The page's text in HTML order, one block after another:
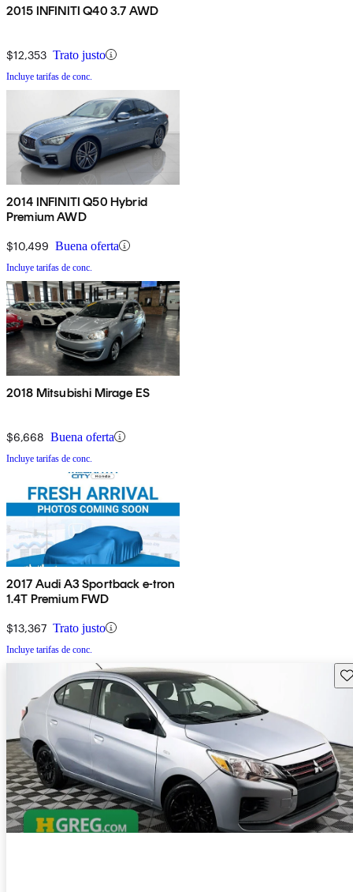
2015 INFINITI Q40 3.7 AWD
$12,353 Trato justo
Incluye tarifas de conc.
2014 INFINITI Q50 Hybrid
Premium AWD
$10,499 Buena oferta
Incluye tarifas de conc.
2018 Mitsubishi Mirage ES
$6,668 Buena oferta
Incluye tarifas de conc.
2017 Audi A3 Sportback e-tron
1.4T Premium FWD
$13,367 Trato justo
Incluye tarifas de conc.